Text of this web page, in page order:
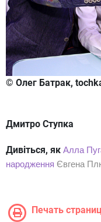
© Олег Батрак,
Дмитро Ступка
Дивіться, як Алла
народження Євгена
Печать